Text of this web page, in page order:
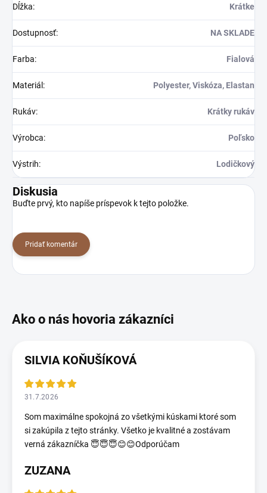
Dĺžka: Krátke
Dostupnosť: NA SKLADE
Farba: Fialová
Materiál: Polyester, Viskóza, Elastan
Rukáv: Krátky rukáv
Výrobca: Poľsko
Výstrih: Lodičkový
Diskusia
Buďte prvý, kto napíše príspevok k tejto položke.
Pridať komentár
SILVIA KOŇUŠÍKOVÁ
31.7.2026
Som maximálne spokojná zo všetkými kúskami ktoré som
si zakúpila z tejto stránky. Všetko je kvalitné a zostávam
verná zákazníčka 😇😇😇😊😊Odporúčam
ZUZANA